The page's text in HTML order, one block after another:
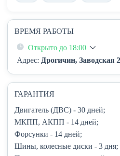
ВРЕМЯ РАБОТЫ
Открыто до 18:00
Адрес: Дрогичин, Заводская
ГАРАНТИЯ
Двигатель (ДВС) - 30 дней;
МКПП, АКПП - 14 дней;
Форсунки - 14 дней;
Шины, колесные диски - 3 дня;